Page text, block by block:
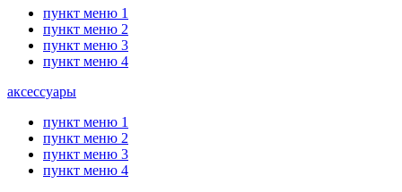
пункт меню 1
пункт меню 2
пункт меню 3
пункт меню 4
аксессуары
пункт меню 1
пункт меню 2
пункт меню 3
пункт меню 4